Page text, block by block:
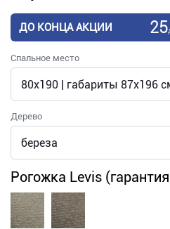
ДО КОНЦА АКЦИИ 25
Спальное место
Дерево
Рогожка Levis